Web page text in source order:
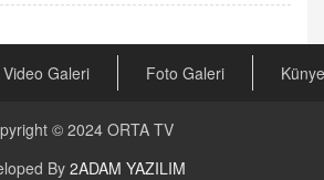
Video Galeri Foto Galeri Künye
© 2024 ORTA TV
By 2ADAM YAZILIM